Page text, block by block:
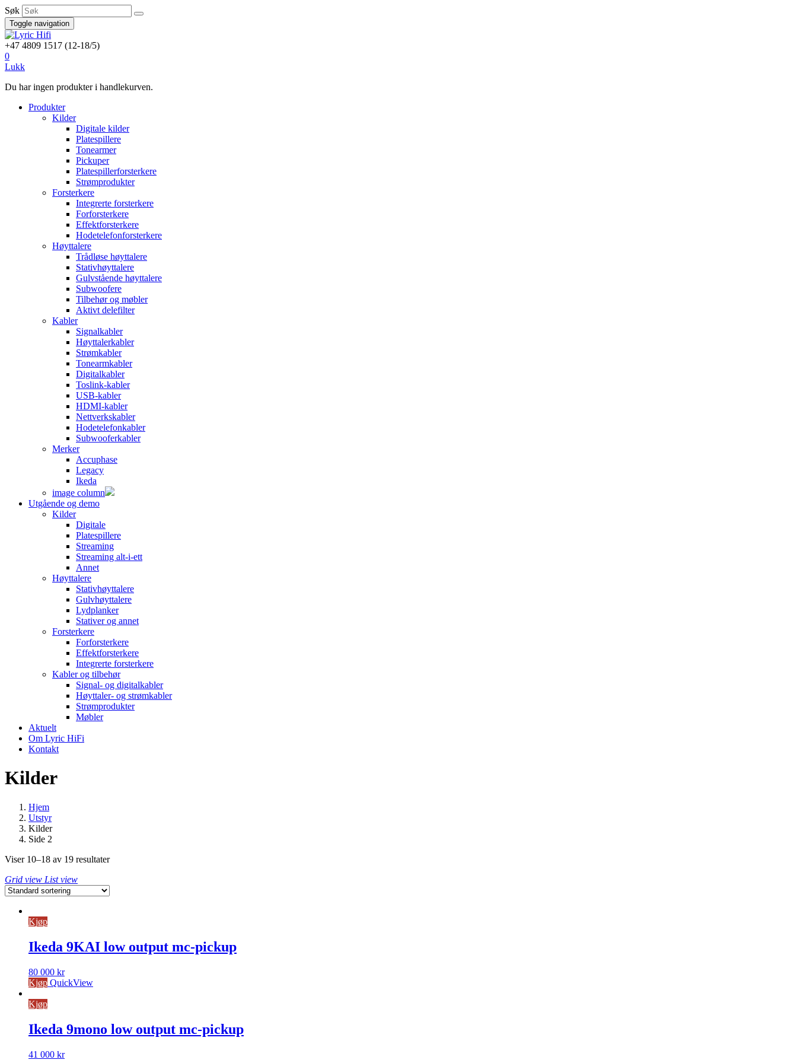
Søk
Toggle navigation
+47 4809 1517 (12-18/5)
0
Lukk
Du har ingen produkter i handlekurven.
Produkter
Kilder
Digitale kilder
Platespillere
Tonearmer
Pickuper
Platespillerforsterkere
Strømprodukter
Forsterkere
Integrerte forsterkere
Forforsterkere
Effektforsterkere
Hodetelefonforsterkere
Høyttalere
Trådløse høyttalere
Stativhøyttalere
Gulvstående høyttalere
Subwoofere
Tilbehør og møbler
Aktivt delefilter
Kabler
Signalkabler
Høyttalerkabler
Strømkabler
Tonearmkabler
Digitalkabler
Toslink-kabler
USB-kabler
HDMI-kabler
Nettverkskabler
Hodetelefonkabler
Subwooferkabler
Merker
Accuphase
Legacy
Ikeda
image column
Utgående og demo
Kilder
Digitale
Platespillere
Streaming
Streaming alt-i-ett
Annet
Høyttalere
Stativhøyttalere
Gulvhøyttalere
Lydplanker
Stativer og annet
Forsterkere
Forforsterkere
Effektforsterkere
Integrerte forsterkere
Kabler og tilbehør
Signal- og digitalkabler
Høyttaler- og strømkabler
Strømprodukter
Møbler
Aktuelt
Om Lyric HiFi
Kontakt
Kilder
Hjem
Utstyr
Kilder
Side 2
Viser 10–18 av 19 resultater
Grid view List view
Kjøp
Ikeda 9KAI low output mc-pickup
80 000 kr
Kjøp QuickView
Kjøp
Ikeda 9mono low output mc-pickup
41 000 kr